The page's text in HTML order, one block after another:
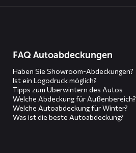
FAQ Autoabdeckungen
Haben Sie Showroom-Abdeckungen?
Ist ein Logodruck möglich?
Tipps zum Überwintern des Autos
Welche Abdeckung für Außenbereich?
Welche Autoabdeckung für Winter?
Was ist die beste Autoabdeckung?